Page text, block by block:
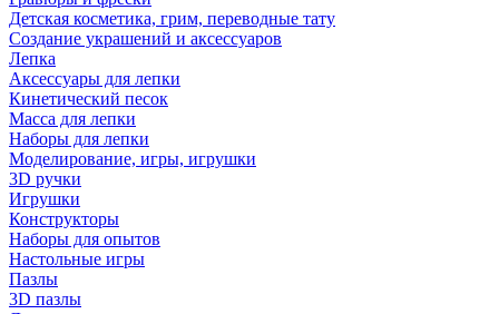
Детская косметика, грим, переводные тату
Создание украшений и аксессуаров
Лепка
Аксессуары для лепки
Кинетический песок
Масса для лепки
Наборы для лепки
Моделирование, игры, игрушки
3D ручки
Игрушки
Конструкторы
Наборы для опытов
Настольные игры
Пазлы
3D пазлы